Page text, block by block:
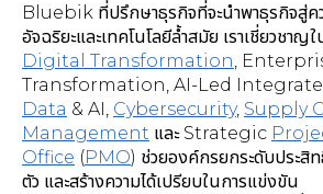
Bluebik ที่ปรึกษาธุรกิจที่จะนำพาธุรกิจสู่ค
อัจฉริยะและเทคโนโลยีล้ำสมัย เราเชี่ยวชาญ
Digital Transformation,
Transformation, AI-Led
Data & AI, Cybersecurity, Supply
Management และ Strategic
Office (PMO) ช่วยองค์กรยกระดับประสิ
ตัว และสร้างความได้เปรียบในการแข่งขัน